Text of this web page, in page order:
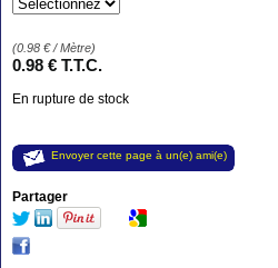
(0.98 €/ Mètre)
0.98 € T.T.C.
En rupture de stock
Envoyer cette page à un(e) ami(e)
Partager